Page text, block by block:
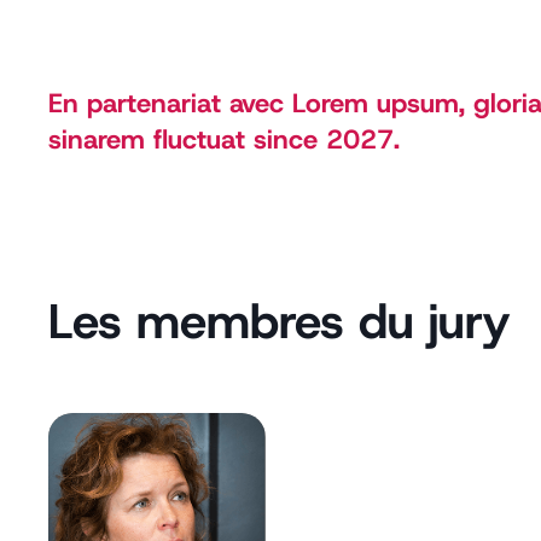
En partenariat avec Lorem upsum,
sinarem fluctuat since 2027.
Les membres du jury